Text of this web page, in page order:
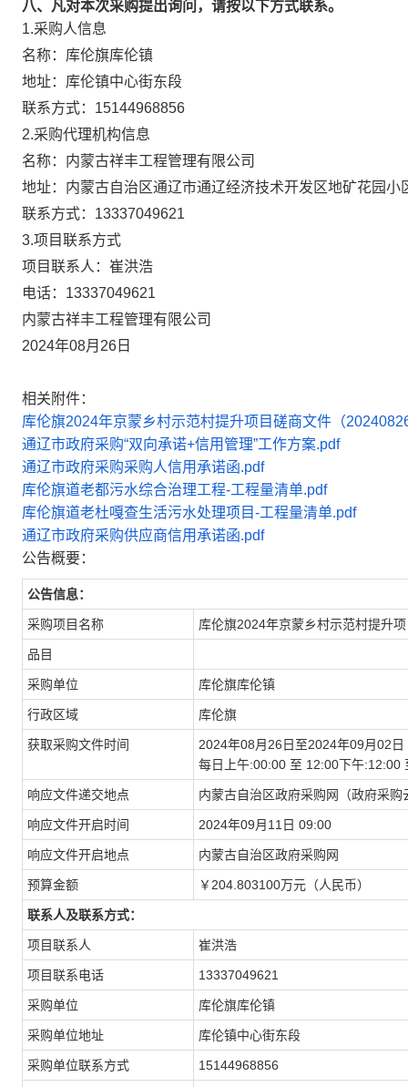
八、凡对本次采购提出询问，请按以下方式联系。
1.采购人信息
名称： 库伦旗库伦镇
地址： 库伦镇中心街东段
联系方式： 15144968856
2.采购代理机构信息
名称： 内蒙古祥丰工程管理有限公司
地址： 内蒙古自治区通辽市通辽经济技术开发区地矿花园小
联系方式： 13337049621
3.项目联系方式
项目联系人： 崔洪浩
电话： 13337049621
内蒙古祥丰工程管理有限公司
2024年08月26日
相关附件：
库伦旗2024年京蒙乡村示范村提升项目磋商文件（
通辽市政府采购“双向承诺+信用管理”工作方案.pdf
通辽市政府采购采购人信用承诺函.pdf
库伦旗道老都污水综合治理工程-工程量清单.pdf
库伦旗道老杜嘎查生活污水处理项目-工程量清单.pdf
通辽市政府采购供应商信用承诺函.pdf
公告概要：
公告信息：
采购项目名称 库伦旗2024年京蒙乡村示范村提升
品目
采购单位 库伦旗库伦镇
行政区域 库伦旗
获取采购文件时间
2024年08月26日至2024年09月02日
每日上午:00:00 至 12:00下午:12:00
响应文件递交地点 内蒙古自治区政府采购网（政府采购
响应文件开启时间 2024年09月11日 09:00
响应文件开启地点 内蒙古自治区政府采购网
预算金额 ￥204.803100万元（人民币）
联系人及联系方式：
项目联系人 崔洪浩
项目联系电话 13337049621
采购单位 库伦旗库伦镇
采购单位地址 库伦镇中心街东段
采购单位联系方式 15144968856